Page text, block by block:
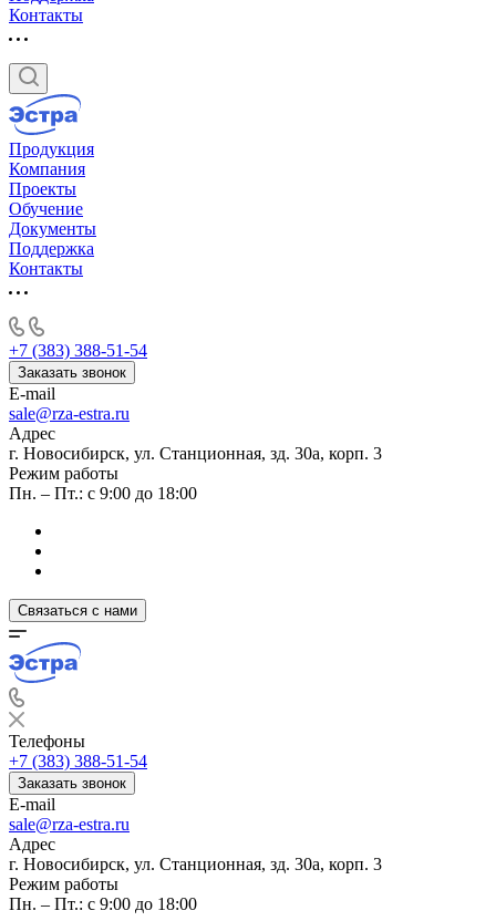
Контакты
Продукция
Компания
Проекты
Обучение
Документы
Поддержка
Контакты
+7 (383) 388-51-54
Заказать звонок
E-mail
sale@rza-estra.ru
Адрес
г. Новосибирск, ул. Станционная, зд. 30а, корп. 3
Режим работы
Пн. – Пт.: с 9:00 до 18:00
Связаться с нами
Телефоны
+7 (383) 388-51-54
Заказать звонок
E-mail
sale@rza-estra.ru
Адрес
г. Новосибирск, ул. Станционная, зд. 30а, корп. 3
Режим работы
Пн. – Пт.: с 9:00 до 18:00